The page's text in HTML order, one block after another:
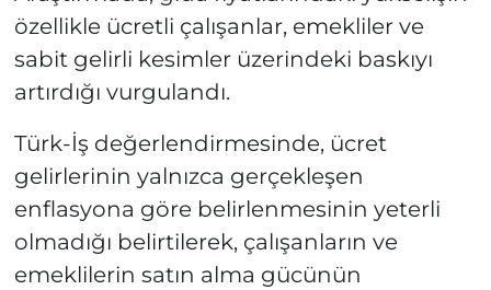
özellikle ücretli çalışanlar, emekliler ve
sabit gelirli kesimler üzerindeki baskıyı
artırdığı vurgulandı.
Türk-İş değerlendirmesinde, ücret
gelirlerinin yalnızca gerçekleşen
enflasyona göre belirlenmesinin yeterli
olmadığı belirtilerek, çalışanların ve
emeklilerin satın alma gücünün